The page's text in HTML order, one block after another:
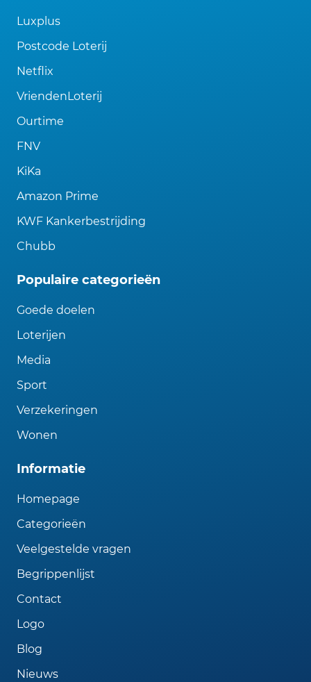
Luxplus
Postcode Loterij
Netflix
VriendenLoterij
Ourtime
FNV
KiKa
Amazon Prime
KWF Kankerbestrijding
Chubb
Populaire categorieën
Goede doelen
Loterijen
Media
Sport
Verzekeringen
Wonen
Informatie
Homepage
Categorieën
Veelgestelde vragen
Begrippenlijst
Contact
Logo
Blog
Nieuws